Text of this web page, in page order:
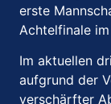
erste
Achtelfinale
Im aktuellen
aufgrund der
verschärfter